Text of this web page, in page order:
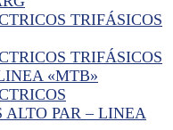
TRIFÁSICOS
TRIFÁSICOS
«MTB»
ALTO PAR – LINEA